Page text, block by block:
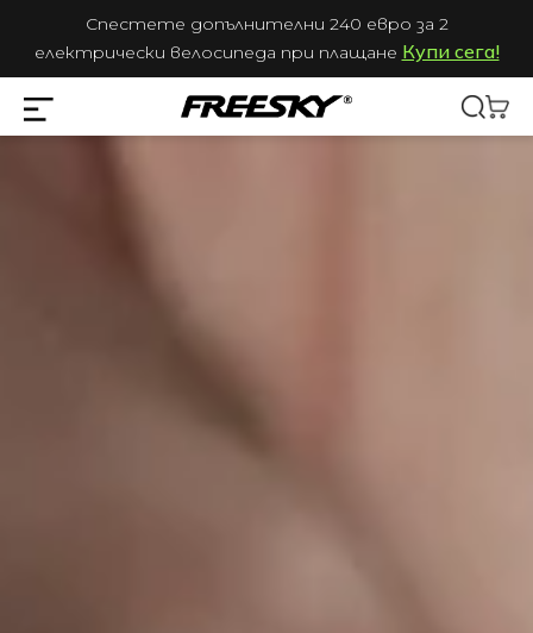
Спестете допълнителни 240 евро за 2
електрически велосипеда при плащане Купи сега!